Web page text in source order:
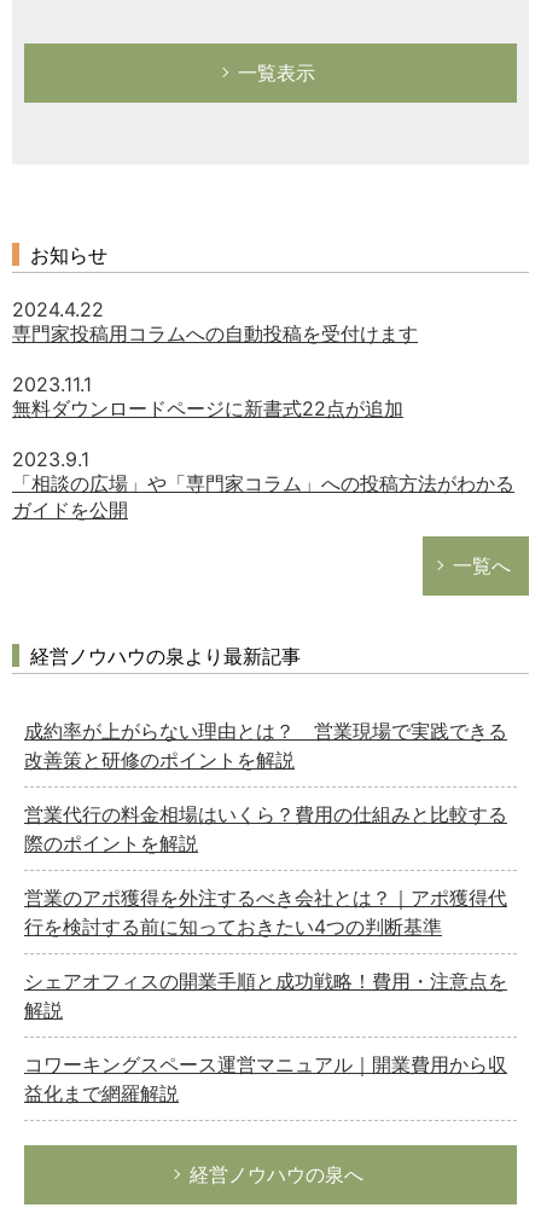
一覧表示
お知らせ
2024.4.22
専門家投稿用コラムへの自動投稿を受付けます
2023.11.1
無料ダウンロードページに新書式22点が追加
2023.9.1
「相談の広場」や「専門家コラム」への投稿方法がわかる
ガイドを公開
一覧へ
経営ノウハウの泉より最新記事
成約率が上がらない理由とは？ 営業現場で実践できる
改善策と研修のポイントを解説
営業代行の料金相場はいくら？費用の仕組みと比較する
際のポイントを解説
営業のアポ獲得を外注するべき会社とは？｜アポ獲得代
行を検討する前に知っておきたい4つの判断基準
シェアオフィスの開業手順と成功戦略！費用・注意点を
解説
コワーキングスペース運営マニュアル｜開業費用から収
益化まで網羅解説
経営ノウハウの泉へ